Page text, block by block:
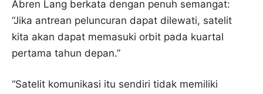
Abren Lang berkata dengan penuh semangat:
“Jika antrean peluncuran dapat dilewati, satelit
kita akan dapat memasuki orbit pada kuartal
pertama tahun depan.”
“Satelit komunikasi itu sendiri tidak memiliki